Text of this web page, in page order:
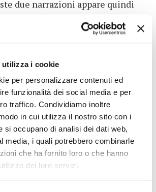
i cookie
per personalizzare contenuti ed
funzionalità dei social media e per
traffico. Condividiamo inoltre
in cui utilizza il nostro sito con i
si occupano di analisi dei dati web,
media, i quali potrebbero combinarle
che ha fornito loro o che hanno
dei loro servizi.
due narrazioni appare quindi
Più che indicare
sembra voler esprimere una
insita nella creazione tutta
nell’essere umano, la cui
essere stato creato a
di Dio (Gen 1,27),
di provenire dalla polvere
2,7). In entrambe le versioni
rilievo la dimensione